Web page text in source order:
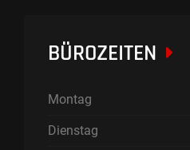
BÜROZEITEN
Montag
Dienstag